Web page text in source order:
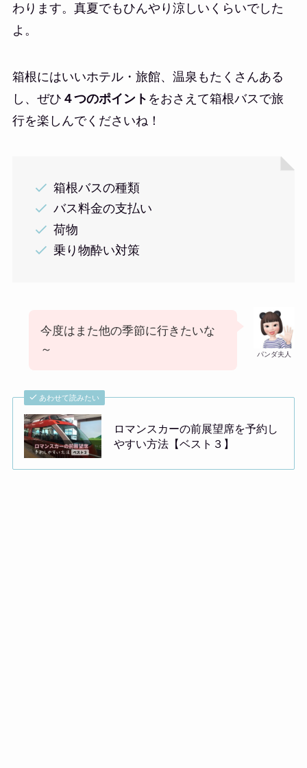
わります。真夏でもひんやり涼しいくらいでした
よ。
箱根にはいいホテル・旅館、温泉もたくさんある
し、ぜひ ４つのポイント をおさえて箱根バスで旅
行を楽しんでくださいね！
箱根バスの種類
バス料金の支払い
荷物
乗り物酔い対策
パンダ夫人
今度はまた他の季節に行きたいな
～
あわせて読みたい
ロマンスカーの前展望席を予約し
やすい方法【ベスト３】